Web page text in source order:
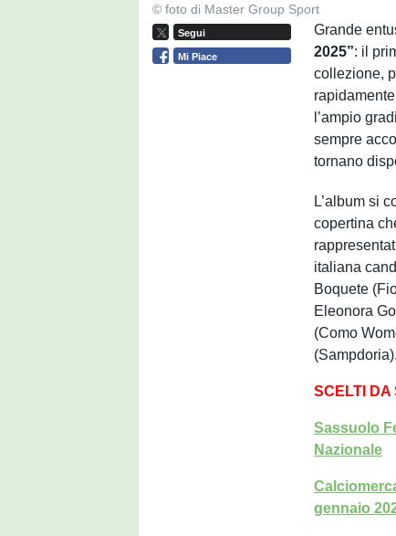
© foto di Master Group Sport
Segui
Mi Piace
Grande
2025”: il
collezione,
l’ampio
sempre
tornano
L’album si
copertina
italiana
Boquete
Eleonora
(Como
(Sampdoria).
SCELTI DA
Sassuolo
Nazionale
gennaio